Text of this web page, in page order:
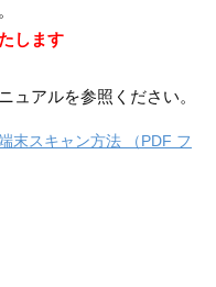
します
ュアルを参照ください。
末スキャン方法 （PDF フ